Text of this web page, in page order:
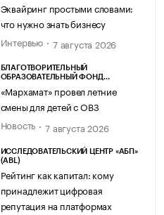
Эквайринг простыми словами:
что нужно знать бизнесу
Интервью
7 августа 2026
БЛАГОТВОРИТЕЛЬНЫЙ
ОБРАЗОВАТЕЛЬНЫЙ ФОНД
«Мархамат» провел летние
смены для детей с ОВЗ
Новость
7 августа 2026
ИССЛЕДОВАТЕЛЬСКИЙ ЦЕНТР «АБП»
(ABL)
Рейтинг как капитал: кому
принадлежит цифровая
репутация на платформах